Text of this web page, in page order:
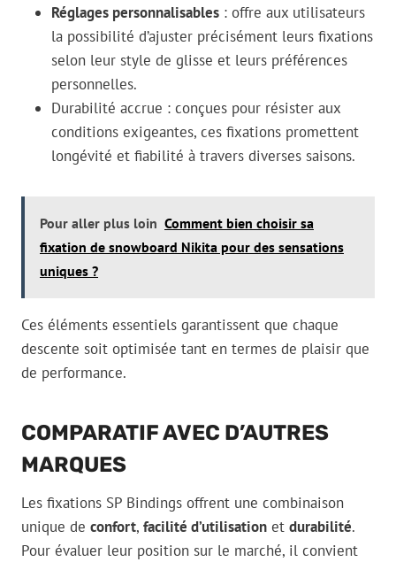
Réglages personnalisables : offre aux utilisateurs
la possibilité d’ajuster précisément leurs fixations
selon leur style de glisse et leurs préférences
personnelles.
Durabilité accrue : conçues pour résister aux
conditions exigeantes, ces fixations promettent
longévité et fiabilité à travers diverses saisons.
Pour aller plus loin Comment bien choisir sa
fixation de snowboard Nikita pour des sensations
uniques ?
Ces éléments essentiels garantissent que chaque
descente soit optimisée tant en termes de plaisir que
de performance.
COMPARATIF AVEC D’AUTRES
MARQUES
Les fixations SP Bindings offrent une combinaison
unique de confort, facilité d’utilisation et durabilité.
Pour évaluer leur position sur le marché, il convient